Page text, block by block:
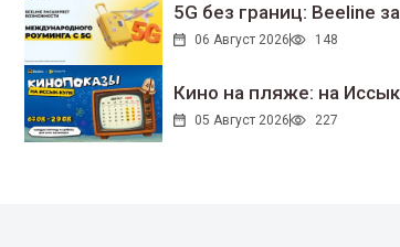
5G без границ: Beeline
06 Август 2026 148
Кино на пляже: на
05 Август 2026 227